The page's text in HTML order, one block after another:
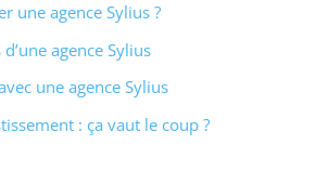
une agence Sylius ?
agence Sylius
une agence Sylius
: ça vaut le coup ?